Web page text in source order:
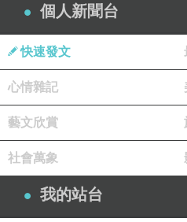
何商品價格出現下降，
2022 年 8 月以來最高水
Torres 表示，「價格壓
70.7 升至 71.3，進一步
散至整體經濟。」
在 ADP 與 ISM 數據公
售，殖利率上升。
日元連兩日觸及160關卡
日元周三再度走貶，美元
個人新聞台
快速發文
心情雜記
藝文欣賞
社會萬象
我的站台